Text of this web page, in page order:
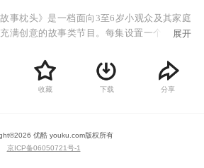
故事枕头》是一档面向3至6岁小观众及其家庭
满创意的故事类节目。每集设置一个主题，
主题，借助视频短片、图片、文字注解等方
本集主题作详尽解释和描述，让小观众在轻
的方式中学到知识。
展开
收藏 下载 分享
2026 优酷 youku.com版权所有
京ICP备06050721号-1